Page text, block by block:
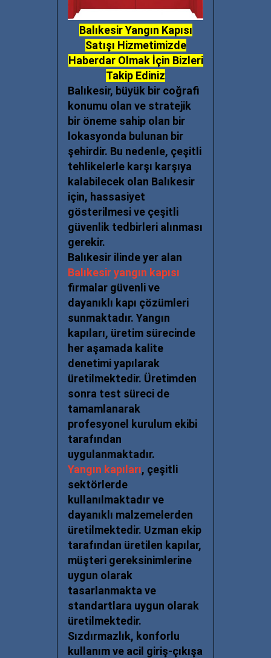
Balıkesir Yangın Kapısı
Satışı Hizmetimizde
Haberdar Olmak İçin Bizleri
Takip Ediniz
Balıkesir, büyük bir coğrafi
konumu olan ve stratejik
bir öneme sahip olan bir
lokasyonda bulunan bir
şehirdir. Bu nedenle, çeşitli
tehlikelerle karşı karşıya
kalabilecek olan Balıkesir
için, hassasiyet
gösterilmesi ve çeşitli
güvenlik tedbirleri alınması
gerekir.
Balıkesir ilinde yer alan
Balıkesiryangın kapısı
firmalar güvenli ve
dayanıklı kapı çözümleri
sunmaktadır. Yangın
kapıları, üretim sürecinde
her aşamada kalite
denetimi yapılarak
üretilmektedir. Üretimden
sonra test süreci de
tamamlanarak
profesyonel kurulum ekibi
tarafından
uygulanmaktadır.
Yangın kapıları, çeşitli
sektörlerde
kullanılmaktadır ve
dayanıklı malzemelerden
üretilmektedir. Uzman ekip
tarafından üretilen kapılar,
müşteri gereksinimlerine
uygun olarak
tasarlanmakta ve
standartlara uygun olarak
üretilmektedir.
Sızdırmazlık, konforlu
kullanım ve acil giriş-çıkışa